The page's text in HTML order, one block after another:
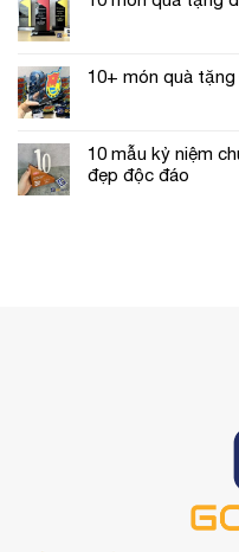
10+ món quà
10 mẫu kỷ niệm
đẹp độc đáo